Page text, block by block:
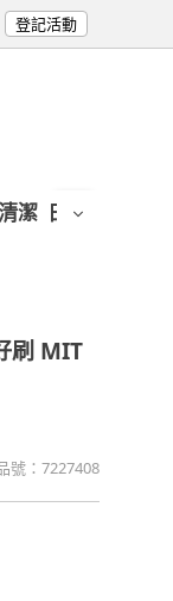
登記活動
潔 日用/紙品
刷 MIT
號： 7227408